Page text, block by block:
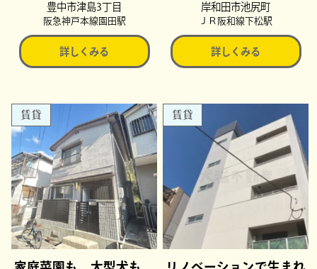
豊中市津島3丁目
阪急神戸本線園田駅
詳しくみる
岸和田市池尻町
ＪＲ阪和線下松駅
詳しくみる
賃貸 賃貸